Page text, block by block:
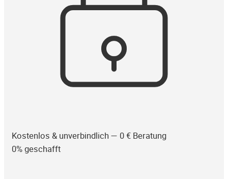
Kostenlos & unverbindlich — 0 € Beratung
0% geschafft